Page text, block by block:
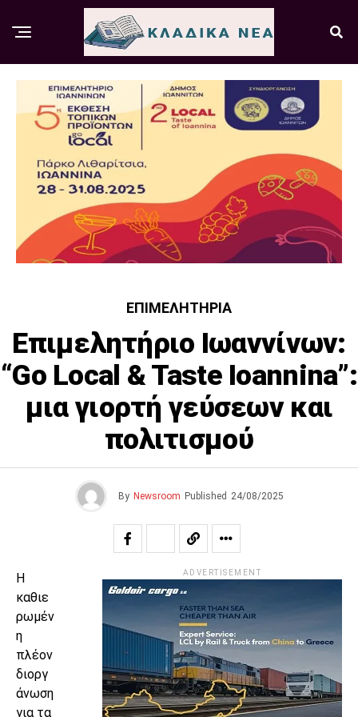
ΕΠΙΜΕΛΗΤΉΡΙΑ
Επιμελητήριο Ιωαννίνων:
“Go Local & Taste Ioannina”:
μια γιορτή γεύσεων και
πολιτισμού
By Newsroom Published 24/08/2025
Η
καθιε
ρωμέν
η
πλέον
διοργ
άνωση
για τα
ADVERTISEMENT